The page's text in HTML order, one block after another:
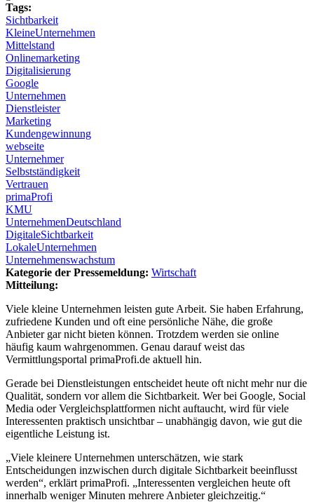
Tags:
Sichtbarkeit
KleineUnternehmen
Mittelstand
Onlinemarketing
Digitalisierung
Google
Unternehmen
Dienstleister
Marketing
Kundengewinnung
webseite
Unternehmer
Selbstständigkeit
Vertrauen
primaProfi
KMU
UnternehmenDeutschland
DigitaleSichtbarkeit
LokaleUnternehmen
Unternehmenswachstum
Kategorie der Pressemeldung: Wirtschaft
Mitteilung:
Viele kleine Unternehmen leisten gute Arbeit. Sie haben Erfahrung,
zufriedene Kunden und oft eine persönliche Nähe, die große
Anbieter gar nicht bieten können. Trotzdem werden sie online
häufig kaum wahrgenommen. Genau darauf weist das
Vermittlungsportal primaProfi.de aktuell hin.
Gerade bei Dienstleistungen entscheidet heute oft nicht mehr nur die
Qualität, sondern vor allem die Sichtbarkeit. Wer bei Google, Social
Media oder Vergleichsplattformen nicht auftaucht, wird für viele
Interessenten praktisch unsichtbar – unabhängig davon, wie gut die
eigentliche Leistung ist.
„Viele kleinere Unternehmen unterschätzen, wie stark
Entscheidungen inzwischen durch digitale Sichtbarkeit beeinflusst
werden“, erklärt primaProfi. „Interessenten vergleichen heute oft
innerhalb weniger Minuten mehrere Anbieter gleichzeitig.“